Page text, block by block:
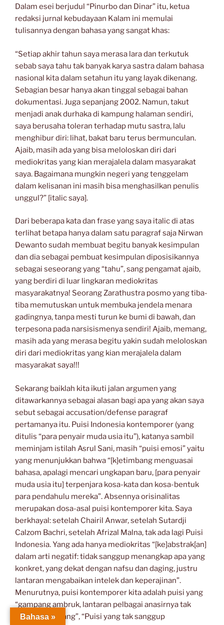
Dalam esei berjudul “Pinurbo dan Dinar” itu, ketua
redaksi jurnal kebudayaan Kalam ini memulai
tulisannya dengan bahasa yang sangat khas:
“Setiap akhir tahun saya merasa lara dan terkutuk
sebab saya tahu tak banyak karya sastra dalam bahasa
nasional kita dalam setahun itu yang layak dikenang.
Sebagian besar hanya akan tinggal sebagai bahan
dokumentasi. Juga sepanjang 2002. Namun, takut
menjadi anak durhaka di kampung halaman sendiri,
saya berusaha toleran terhadap mutu sastra, lalu
menghibur diri: lihat, bakat baru terus bermunculan.
Ajaib, masih ada yang bisa meloloskan diri dari
mediokritas yang kian merajalela dalam masyarakat
saya. Bagaimana mungkin negeri yang tenggelam
dalam kelisanan ini masih bisa menghasilkan penulis
unggul?” [italic saya].
Dari beberapa kata dan frase yang saya italic di atas
terlihat betapa hanya dalam satu paragraf saja Nirwan
Dewanto sudah membuat begitu banyak kesimpulan
dan dia sebagai pembuat kesimpulan diposisikannya
sebagai seseorang yang “tahu”, sang pengamat ajaib,
yang berdiri di luar lingkaran mediokritas
masyarakatnya! Seorang Zarathustra posmo yang tiba-
tiba memutuskan untuk membuka jendela menara
gadingnya, tanpa mesti turun ke bumi di bawah, dan
terpesona pada narsisismenya sendiri! Ajaib, memang,
masih ada yang merasa begitu yakin sudah meloloskan
diri dari mediokritas yang kian merajalela dalam
masyarakat saya!!!
Sekarang baiklah kita ikuti jalan argumen yang
ditawarkannya sebagai alasan bagi apa yang akan saya
sebut sebagai accusation/defense paragraf
pertamanya itu. Puisi Indonesia kontemporer (yang
ditulis “para penyair muda usia itu”), katanya sambil
meminjam istilah Asrul Sani, masih “puisi emosi” yaitu
yang menunjukkan bahwa “[k]etimbang menguasai
bahasa, apalagi mencari ungkapan baru, [para penyair
muda usia itu] terpenjara kosa-kata dan kosa-bentuk
para pendahulu mereka”. Absennya orisinalitas
merupakan dosa-asal puisi kontemporer kita. Saya
berkhayal: setelah Chairil Anwar, setelah Sutardji
Calzom Bachri, setelah Afrizal Malna, tak ada lagi Puisi
Indonesia. Yang ada hanya mediokritas “[ke]abstrak[an]
dalam arti negatif: tidak sanggup menangkap apa yang
konkret, yang dekat dengan nafsu dan daging, justru
lantaran mengabaikan intelek dan keperajinan”.
Menurutnya, puisi kontemporer kita adalah puisi yang
“gampang ambruk, lantaran pelbagai anasirnya tak
saling menopang”, “Puisi yang tak sanggup
Bahasa »